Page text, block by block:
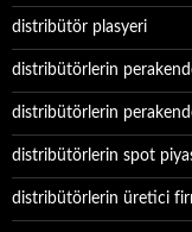
distribütör plasyeri
distribütörlerin
distribütörlerin
distribütörlerin spot
distribütörlerin üretici